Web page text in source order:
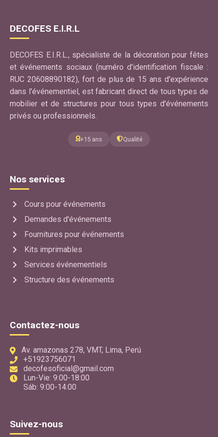
DECOFES E.I.R.L
DECOFES E.I.R.L., spécialiste de la décoration pour fêtes
et événements sociaux (numéro d'identification fiscale :
RUC 20608890182), fort de plus de 15 ans d'expérience
dans l'événementiel, est fabricant direct de tous types de
mobilier et de structures pour tous types d'événements
privés ou professionnels.
+15 ans Qualité
Nos services
Cours pour événements
Demandes d'événements
Fournitures pour événements
Kits imprimables
Services événementiels
Structure des événements
Contactez-nous
Av. amazonas 278, VMT, Lima, Perú
+51923756071
decofesoficial@gmail.com
Lun-Vie: 9:00-18:00
Sáb: 9:00-14:00
Suivez-nous